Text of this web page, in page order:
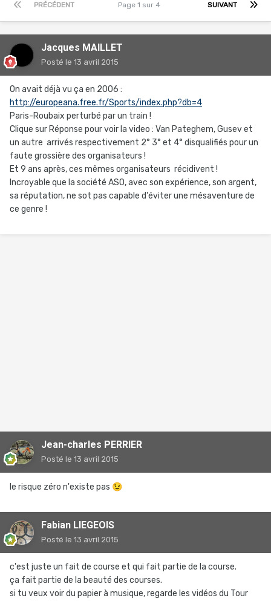
PRÉCÉDENT SUIVANT
Page 1 sur 4
Jacques MAILLET
Posté le 13 avril 2015
On avait déjà vu ça en 2006 :
http://europeana.free.fr/Sports/index.php?db=4
Paris-Roubaix perturbé par un train !
Clique sur Réponse pour voir la video : Van Pateghem, Gusev et
un autre arrivés respectivement 2° 3° et 4° disqualifiés pour un
faute grossière des organisateurs !
Et 9 ans après, ces mêmes organisateurs récidivent !
Incroyable que la société ASO, avec son expérience, son argent,
sa réputation, ne sot pas capable d'éviter une mésaventure de
ce genre !
Jean-charles PERRIER
Posté le 13 avril 2015
le risque zéro n'existe pas 😉
Fabian LIEGEOIS
Posté le 13 avril 2015
c'est juste un fait de course et qui fait partie de la course.
ça fait partie de la beauté des courses.
si tu veux voir du papier à musique, regarde les vidéos du Tour